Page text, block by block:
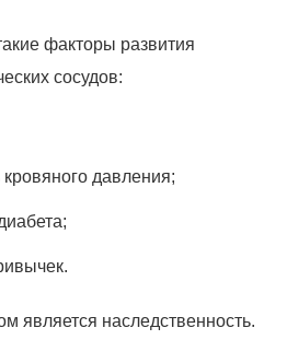
факторы развития
сосудов:
давления;
является наследственность.